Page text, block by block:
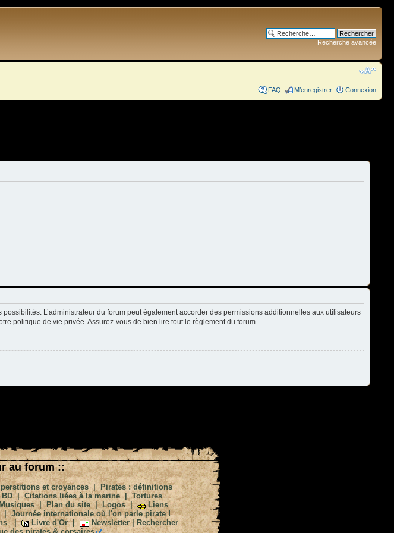
Recherche avancée
FAQ M’enregistrer Connexion
L’administrateur du forum peut également accorder des permissions additionnelles aux utilisateurs
politique de vie privée. Assurez-vous de bien lire tout le règlement du forum.
au forum ::
et croyances|Pirates : définitions
|Citations liées à la marine|Tortures
|Plan du site|Logos|
Liens
|Journée internationale où l'on parle pirate !
| Livre d'Or| Newsletter| Rechercher